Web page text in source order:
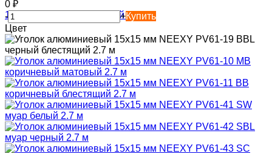
0 ₽
-
+Купить
Цвет